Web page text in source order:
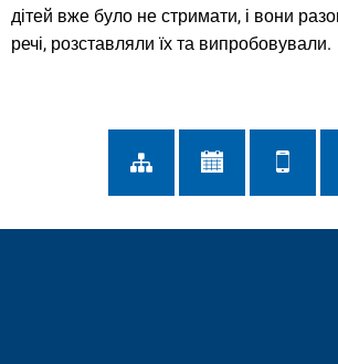
дітей вже було не стримати, і вони
речі, розставляли їх та випробовували.